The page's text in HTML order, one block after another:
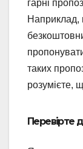
гарні
Наприклад,
таких
розумієте,
Перевірте